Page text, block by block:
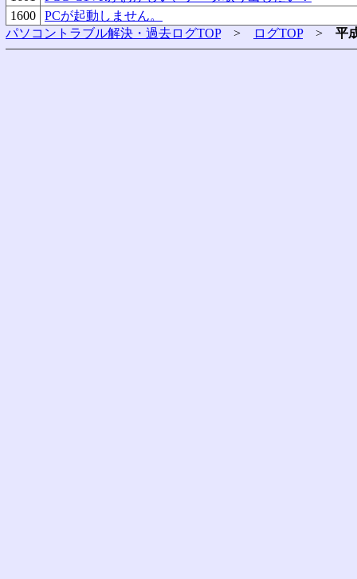
1600
PCが起動しません。
パソコントラブル解決・過去ログTOP> ログTOP> 平